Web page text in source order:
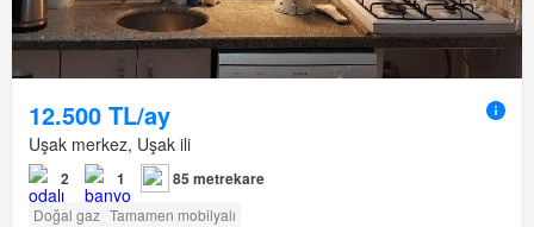
12.500 TL/ay
Uşak merkez, Uşak ili
2 1 85 metrekare
Doğal gaz Tamamen mobilyalı